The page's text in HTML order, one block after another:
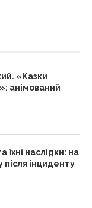
«Казки
анімований
наслідки: на
після інциденту